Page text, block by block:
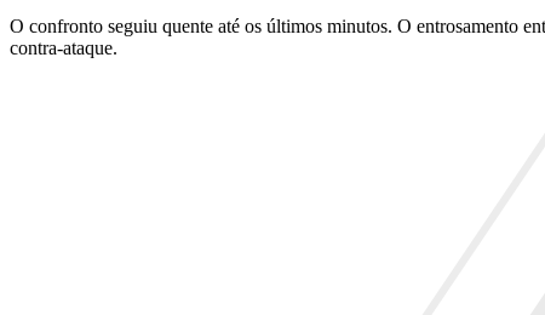
O confronto seguiu quente até os últimos minutos. O entrosamento
contra-ataque.